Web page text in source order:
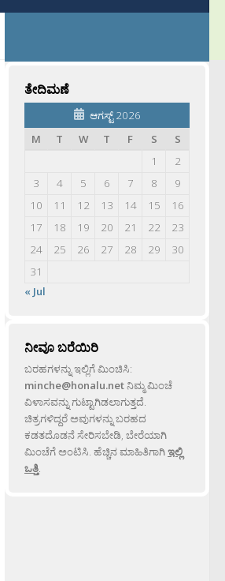
ತೇದಿಮಣೆ
ಆಗಸ್ಟ್ 2026
M
T W T F S
S
1
2
3
4 5 6 7 8
9
10
11 12 13 14 15
16
17
18 19 20 21 22
23
24
25 26 27 28 29
30
31
« Jul
ನೀವೂ ಬರೆಯಿರಿ
ಬರಹಗಳನ್ನು ಇಲ್ಲಿಗೆ ಮಿಂಚಿಸಿ:
minche@honalu.netನಿಮ್ಮ ಮಿಂಚೆ
ವಿಳಾಸವನ್ನು ಗುಟ್ಟಾಗಿಡಲಾಗುತ್ತದೆ.
ಚಿತ್ರಗಳಿದ್ದರೆ ಅವುಗಳನ್ನು ಬರಹದ
ಕಡತದೊಡನೆ ಸೇರಿಸಬೇಡಿ, ಬೇರೆಯಾಗಿ
ಮಿಂಚೆಗೆ ಅಂಟಿಸಿ. ಹೆಚ್ಚಿನ ಮಾಹಿತಿಗಾಗಿಇಲ್ಲಿ
ಒತ್ತಿ.